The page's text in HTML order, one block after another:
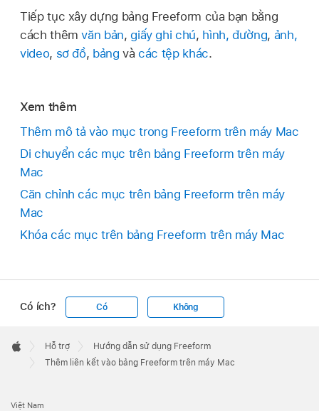
Tiếp tục xây dựng bảng Freeform của bạn bằng
cách thêmvăn bản,giấy ghi chú, hình, đường, ảnh,
video, sơ đồ, bảng vàcác tệp khác.
Xem thêm
Thêm mô tả vào mục trong Freeform trên máy Mac
Di chuyển các mục trên bảng Freeform trên máy
Mac
Căn chỉnh các mục trên bảng Freeform trên máy
Mac
Khóa các mục trên bảng Freeform trên máy Mac
Có ích? Có Không
Footer

Apple
Hỗ trợ
Hướng dẫn sử dụng Freeform
Thêm liên kết vào bảng Freeform trên máy Mac
Việt Nam